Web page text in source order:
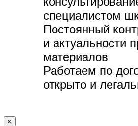
специалистом
Постоянный
и актуальности
материалов
Работаем по
открыто и
×